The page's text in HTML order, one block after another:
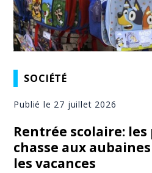
SOCIÉTÉ
Publié le 27 juillet 2026
Rentrée scolaire:
chasse aux
les vacances